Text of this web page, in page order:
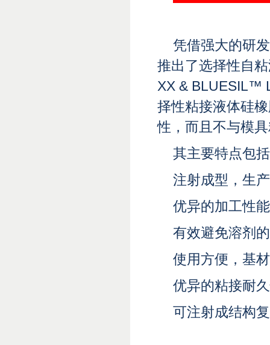
‍凭借强大的研
推出了选择性自
XX & BLUESIL™
择性粘接液体硅
性，而且不与模
其主要特点包
注射成型，生
优异的加工性
有效避免溶剂
使用方便，基
优异的粘接耐
可注射成结构